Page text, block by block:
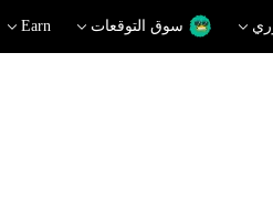
سوق التوقعات Earn